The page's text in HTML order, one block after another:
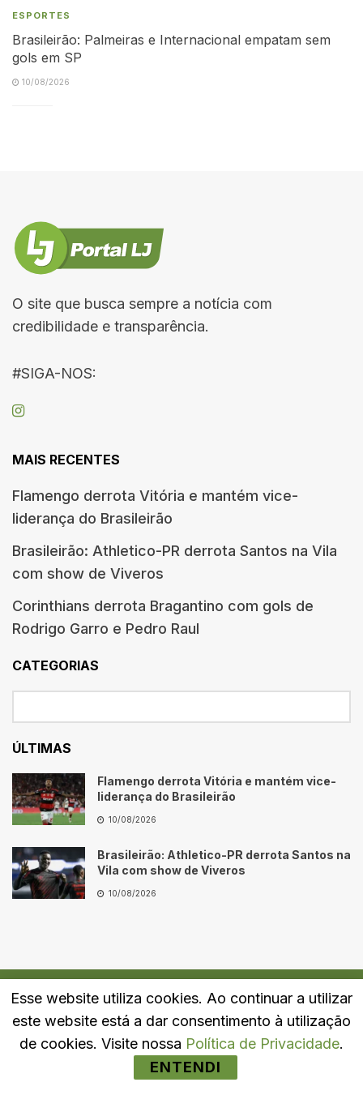
ESPORTES
Brasileirão: Palmeiras e Internacional empatam sem
gols em SP
10/08/2026
O site que busca sempre a notícia com
credibilidade e transparência.
#SIGA-NOS:
MAIS RECENTES
Flamengo derrota Vitória e mantém vice-
liderança do Brasileirão
Brasileirão: Athletico-PR derrota Santos na Vila
com show de Viveros
Corinthians derrota Bragantino com gols de
Rodrigo Garro e Pedro Raul
CATEGORIAS
ÚLTIMAS
Flamengo derrota Vitória e mantém vice-
liderança do Brasileirão
10/08/2026
Brasileirão: Athletico-PR derrota Santos na
Vila com show de Viveros
10/08/2026
Quem Somos Fale Conosco Política de Privacidade
Esse website utiliza cookies. Ao continuar a utilizar
este website está a dar consentimento à utilização
de cookies. Visite nossa Política de Privacidade.
ENTENDI